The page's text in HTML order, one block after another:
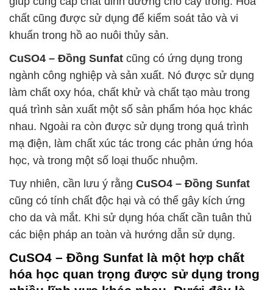
chất cũng được sử dụng để kiểm soát tảo và vi
khuẩn trong hồ ao nuôi thủy sản.
CuSO4 – Đồng Sunfat cũng có ứng dụng trong
ngành công nghiệp và sản xuất. Nó được sử dụng
làm chất oxy hóa, chất khử và chất tạo màu trong
quá trình sản xuất một số sản phẩm hóa học khác
nhau. Ngoài ra còn được sử dụng trong quá trình
mạ điện, làm chất xúc tác trong các phản ứng hóa
học, và trong một số loại thuốc nhuộm.
Tuy nhiên, cần lưu ý rằng CuSO4 – Đồng Sunfat
cũng có tính chất độc hại và có thể gây kích ứng
cho da và mắt. Khi sử dụng hóa chất cần tuân thủ
các biện pháp an toàn và hướng dẫn sử dụng.
CuSO4 – Đồng Sunfat là một hợp chất
hóa học quan trọng được sử dụng trong